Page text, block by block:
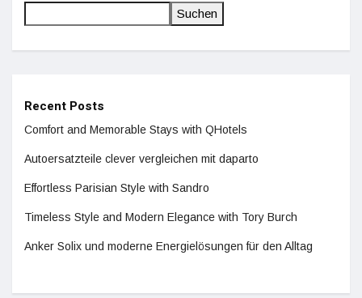
Suchen
Recent Posts
Comfort and Memorable Stays with QHotels
Autoersatzteile clever vergleichen mit daparto
Effortless Parisian Style with Sandro
Timeless Style and Modern Elegance with Tory Burch
Anker Solix und moderne Energielösungen für den Alltag